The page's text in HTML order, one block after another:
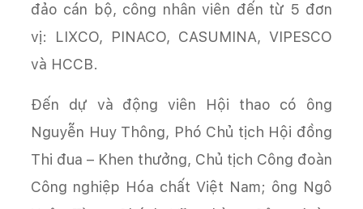
đảo cán bộ, công nhân viên đến từ 5 đơn
vị: LIXCO, PINACO, CASUMINA, VIPESCO
và HCCB.
Đến dự và động viên Hội thao có ông
Nguyễn Huy Thông, Phó Chủ tịch Hội đồng
Thi đua – Khen thưởng, Chủ tịch Công đoàn
Công nghiệp Hóa chất Việt Nam; ông Ngô